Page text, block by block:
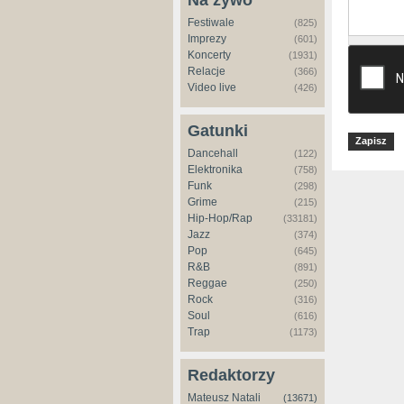
Festiwale (825)
Imprezy (601)
Koncerty (1931)
Relacje (366)
Video live (426)
Gatunki
Dancehall (122)
Elektronika (758)
Funk (298)
Grime (215)
Hip-Hop/Rap (33181)
Jazz (374)
Pop (645)
R&B (891)
Reggae (250)
Rock (316)
Soul (616)
Trap (1173)
Redaktorzy
Mateusz Natali (13671)